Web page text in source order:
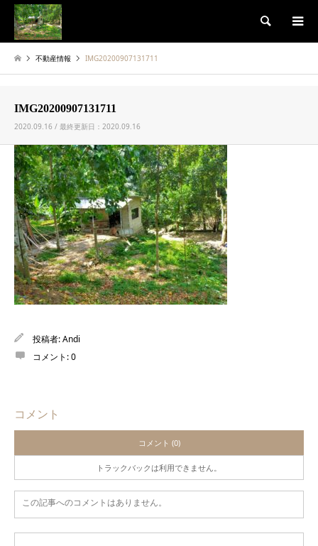
検索
不動産情報 IMG20200907131711
IMG20200907131711
2020.09.16 / 最終更新日：2020.09.16
投稿者:Andi
コメント:0
コメント
コメント (0)
トラックバックは利用できません。
この記事へのコメントはありません。